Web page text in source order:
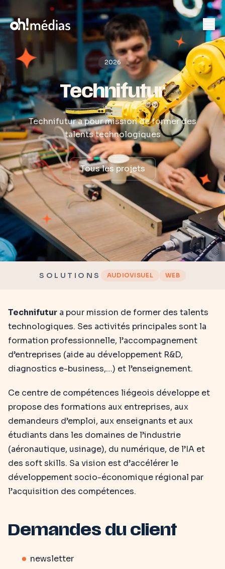
2026
Technifutur
Technifutur a pour mission de former des
talents technologiques
Tous les projets
SOLUTIONS AUDIOVISUEL WEB
Technifutur a pour mission de former des talents
technologiques. Ses activités principales sont la
formation professionnelle, l’accompagnement
d’entreprises (aide au développement R&D,
diagnostics e-business,…) et l’enseignement.
Ce centre de compétences liégeois développe et
propose des formations aux entreprises, aux
demandeurs d’emploi, aux enseignants et aux
étudiants dans les domaines de l’industrie
(aéronautique, usinage), du numérique, de l’IA et
des soft skills. Sa vision est d’accélérer le
développement socio-économique régional par
l’acquisition des compétences.
Demandes du client
newsletter